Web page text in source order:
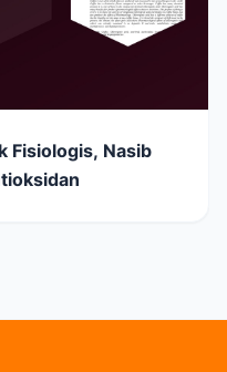
Fisiologis, Nasib